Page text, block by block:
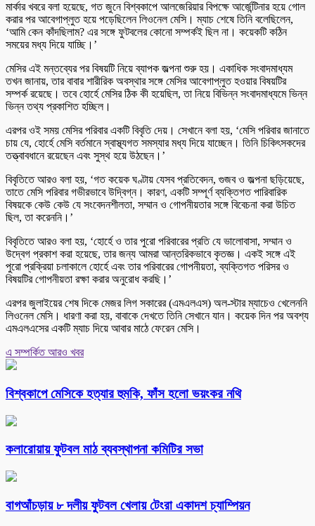
মার্কার খবরে বলা হয়েছে, গত জুনে বিশ্বকাপে আলজেরিয়ার বিপক্ষে আর্জেন্টিনার হয়ে গোল
করার পর আবেগাপ্লুত হয়ে পড়েছিলেন লিওনেল মেসি। ম্যাচ শেষে তিনি বলেছিলেন,
‘আমি কেন কাঁদছিলাম? এর সঙ্গে ফুটবলের কোনো সম্পর্কই ছিল না। কয়েকটি কঠিন
সময়ের মধ্য দিয়ে যাচ্ছি।’
মেসির এই মন্তব্যের পর বিষয়টি নিয়ে ব্যাপক জল্পনা শুরু হয়। একাধিক সংবাদমাধ্যম
তখন জানায়, তার বাবার শারীরিক অবস্থার সঙ্গে মেসির আবেগাপ্লুত হওয়ার বিষয়টির
সম্পর্ক রয়েছে। তবে হোর্হে মেসির ঠিক কী হয়েছিল, তা নিয়ে বিভিন্ন সংবাদমাধ্যমে ভিন্ন
ভিন্ন তথ্য প্রকাশিত হচ্ছিল।
এরপর ওই সময় মেসির পরিবার একটি বিবৃতি দেয়। সেখানে বলা হয়, ‘মেসি পরিবার জানাতে
চায় যে, হোর্হে মেসি বর্তমানে স্বাস্থ্যগত সমস্যার মধ্য দিয়ে যাচ্ছেন। তিনি চিকিৎসকদের
তত্ত্বাবধানে রয়েছেন এবং সুস্থ হয়ে উঠছেন।’
বিবৃতিতে আরও বলা হয়, ‘গত কয়েক ঘণ্টায় যেসব প্রতিবেদন, গুজব ও জল্পনা ছড়িয়েছে,
তাতে মেসি পরিবার গভীরভাবে উদ্বিগ্ন। কারণ, একটি সম্পূর্ণ ব্যক্তিগত পারিবারিক
বিষয়কে কেউ কেউ যে সংবেদনশীলতা, সম্মান ও গোপনীয়তার সঙ্গে বিবেচনা করা উচিত
ছিল, তা করেননি।’
বিবৃতিতে আরও বলা হয়, ‘হোর্হে ও তার পুরো পরিবারের প্রতি যে ভালোবাসা, সম্মান ও
উদ্বেগ প্রকাশ করা হয়েছে, তার জন্য আমরা আন্তরিকভাবে কৃতজ্ঞ। একই সঙ্গে এই
পুরো প্রক্রিয়া চলাকালে হোর্হে এবং তার পরিবারের গোপনীয়তা, ব্যক্তিগত পরিসর ও
বিষয়টির গোপনীয়তা রক্ষা করার অনুরোধ করছি।’
এরপর জুলাইয়ের শেষ দিকে মেজর লিগ সকারের (এমএলএস) অল-স্টার ম্যাচেও খেলেননি
লিওনেল মেসি। ধারণা করা হয়, বাবাকে দেখতে তিনি সেখানে যান। কয়েক দিন পর অবশ্য
এমএলএসের একটি ম্যাচ দিয়ে আবার মাঠে ফেরেন মেসি।
এ সম্পর্কিত আরও খবর
বিশ্বকাপে মেসিকে হত্যার হুমকি, ফাঁস হলো ভয়ংকর নথি
কলারোয়ায় ফুটবল মাঠ ব্যবস্থাপনা কমিটির সভা
বাগআঁচড়ায় ৮ দলীয় ফুটবল খেলায় টেংরা একাদশ চ্যাম্পিয়ন